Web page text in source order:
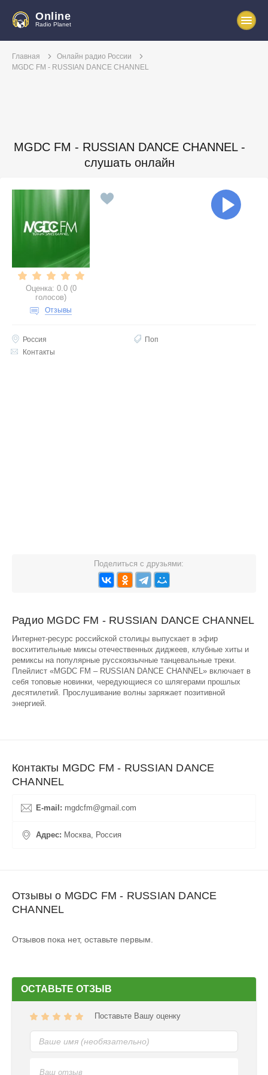
Online
Radio Planet
Главная
Онлайн радио России
MGDC FM - RUSSIAN DANCE CHANNEL
MGDC FM - RUSSIAN DANCE CHANNEL -
слушать онлайн
Оценка: 0.0 (0
голосов)
Отзывы
Россия
Поп
Контакты
Поделиться с друзьями:
Радио MGDC FM - RUSSIAN DANCE CHANNEL
Интернет-ресурс российской столицы выпускает в эфир
восхитительные миксы отечественных диджеев, клубные хиты и
ремиксы на популярные русскоязычные танцевальные треки.
Плейлист «MGDC FM – RUSSIAN DANCE CHANNEL» включает в
себя топовые новинки, чередующиеся со шлягерами прошлых
десятилетий. Прослушивание волны заряжает позитивной
энергией.
Контакты MGDC FM - RUSSIAN DANCE
CHANNEL
E-mail: mgdcfm@gmail.com
Адрес: Москва, Россия
Отзывы о MGDC FM - RUSSIAN DANCE
CHANNEL
Отзывов пока нет, оставьте первым.
ОСТАВЬТЕ ОТЗЫВ
Поставьте Вашу оценку